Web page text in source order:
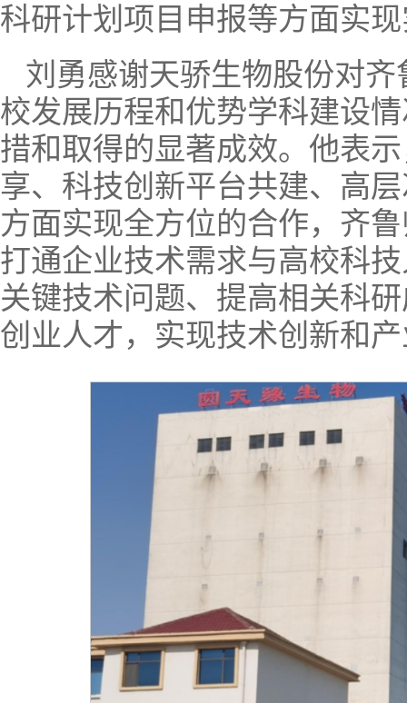
科研计划项目申报等方面实
刘勇感谢天骄生物股份对
校发展历程和优势学科建设
措和取得的显著成效。他表
享、科技创新平台共建、高
方面实现全方位的合作，齐
打通企业技术需求与高校科
关键技术问题、提高相关科
创业人才，实现技术创新和